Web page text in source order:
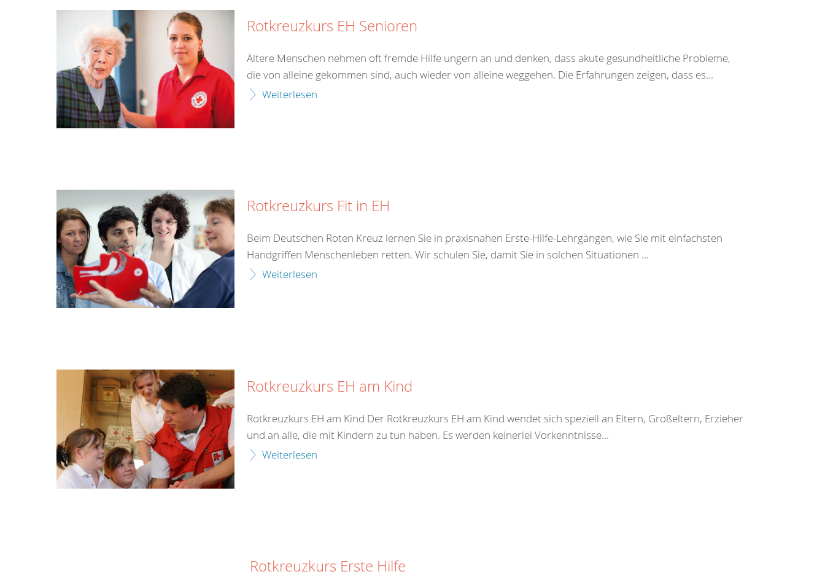
Rotkreuzkurs EH Senioren
Ältere Menschen nehmen oft fremde Hilfe ungern an und denken, dass akute gesundheitliche Probleme,
die von alleine gekommen sind, auch wieder von alleine weggehen. Die Erfahrungen zeigen, dass es...
Weiterlesen
Rotkreuzkurs Fit in EH
Beim Deutschen Roten Kreuz lernen Sie in praxisnahen Erste-Hilfe-Lehrgängen, wie Sie mit einfachsten
Handgriffen Menschenleben retten. Wir schulen Sie, damit Sie in solchen Situationen ...
Weiterlesen
Rotkreuzkurs EH am Kind
Rotkreuzkurs EH am Kind Der Rotkreuzkurs EH am Kind wendet sich speziell an Eltern, Großeltern, Erzieher
und an alle, die mit Kindern zu tun haben. Es werden keinerlei Vorkenntnisse...
Weiterlesen
Rotkreuzkurs Erste Hilfe